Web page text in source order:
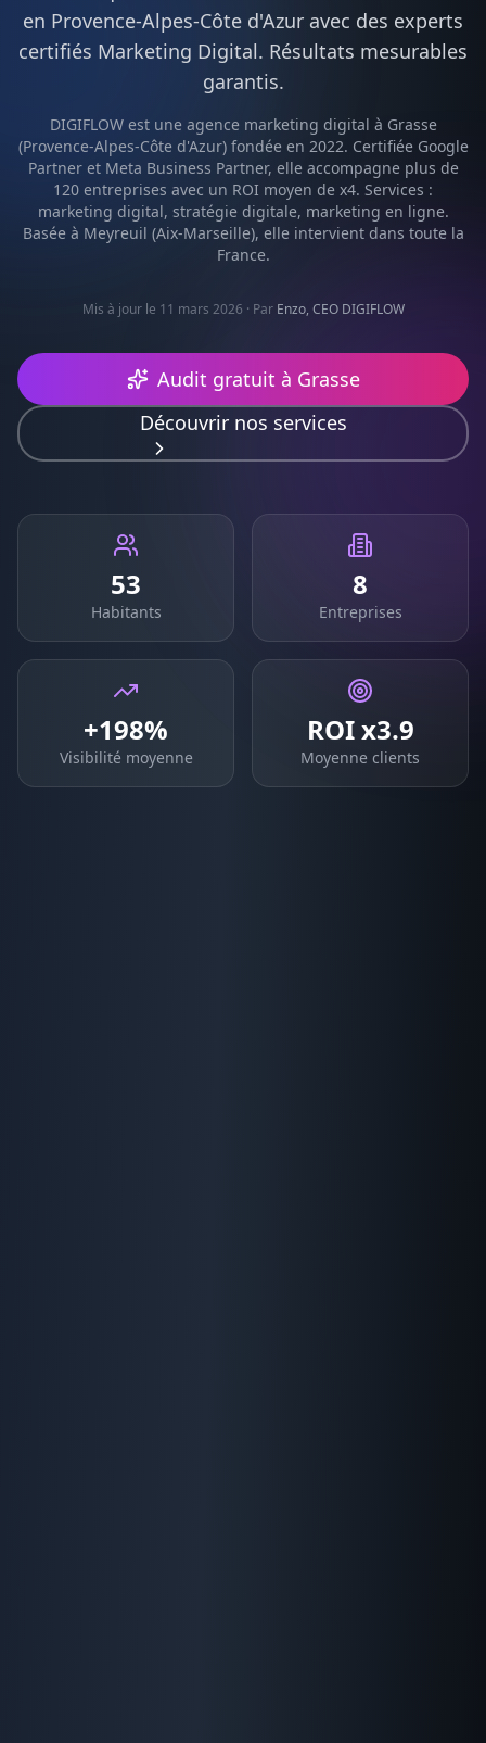
en Provence-Alpes-Côte d'Azur avec des experts
certifiés Marketing Digital. Résultats mesurables
garantis.
DIGIFLOW est une agence marketing digital à Grasse
(Provence-Alpes-Côte d'Azur) fondée en 2022. Certifiée Google
Partner et Meta Business Partner, elle accompagne plus de
120 entreprises avec un ROI moyen de x4. Services :
marketing digital, stratégie digitale, marketing en ligne.
Basée à Meyreuil (Aix-Marseille), elle intervient dans toute la
France.
Mis à jour le 11 mars 2026 · Par Enzo, CEO DIGIFLOW
Audit gratuit à Grasse
Découvrir nos services
53
Habitants
8
Entreprises
+198%
Visibilité moyenne
ROI x3.9
Moyenne clients